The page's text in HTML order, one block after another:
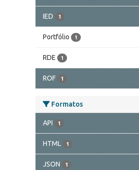
IED 1
Portfólio 1
RDE 1
ROF 1
Formatos
API 1
HTML 1
JSON 1